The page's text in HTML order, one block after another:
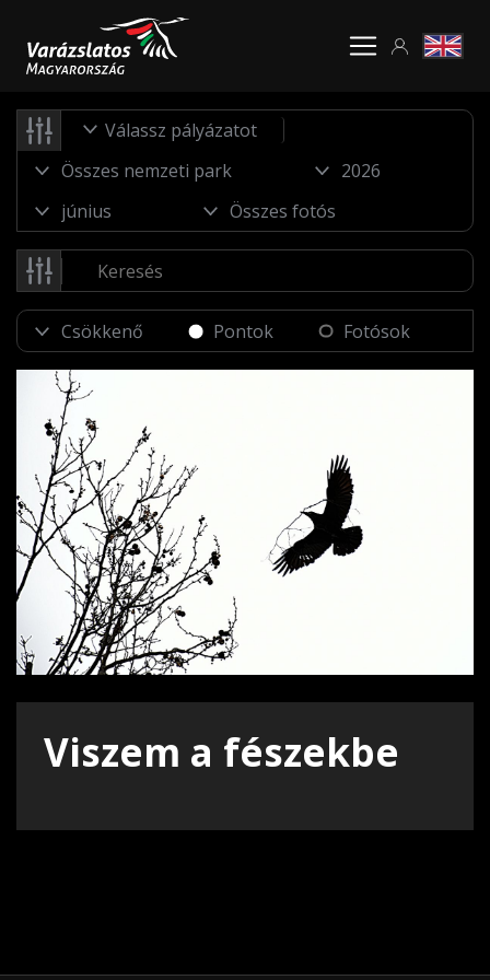
Válassz pályázatot
Pontok Fotósok
Viszem a fészekbe